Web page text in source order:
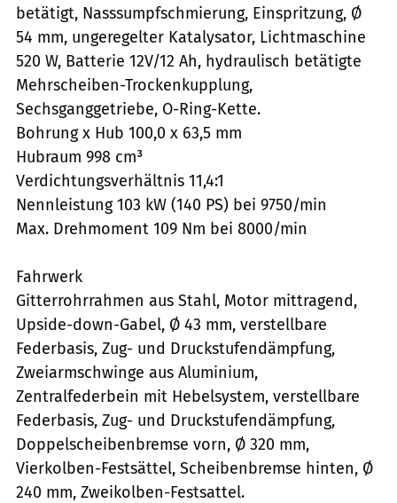
betätigt, Nasssumpfschmierung, Einspritzung, Ø
54 mm, ungeregelter Katalysator, Lichtmaschine
520 W, Batterie 12V/12 Ah, hydraulisch betätigte
Mehrscheiben-Trockenkupplung,
Sechsganggetriebe, O-Ring-Kette.
Bohrung x Hub 100,0 x 63,5 mm
Hubraum 998 cm³
Verdichtungsverhältnis 11,4:1
Nennleistung 103 kW (140 PS) bei 9750/min
Max. Drehmoment 109 Nm bei 8000/min
Fahrwerk
Gitterrohrrahmen aus Stahl, Motor mittragend,
Upside-down-Gabel, Ø 43 mm, verstellbare
Federbasis, Zug- und Druckstufendämpfung,
Zweiarmschwinge aus Aluminium,
Zentralfederbein mit Hebelsystem, verstellbare
Federbasis, Zug- und Druckstufendämpfung,
Doppelscheibenbremse vorn, Ø 320 mm,
Vierkolben-Festsättel, Scheibenbremse hinten, Ø
240 mm, Zweikolben-Festsattel.